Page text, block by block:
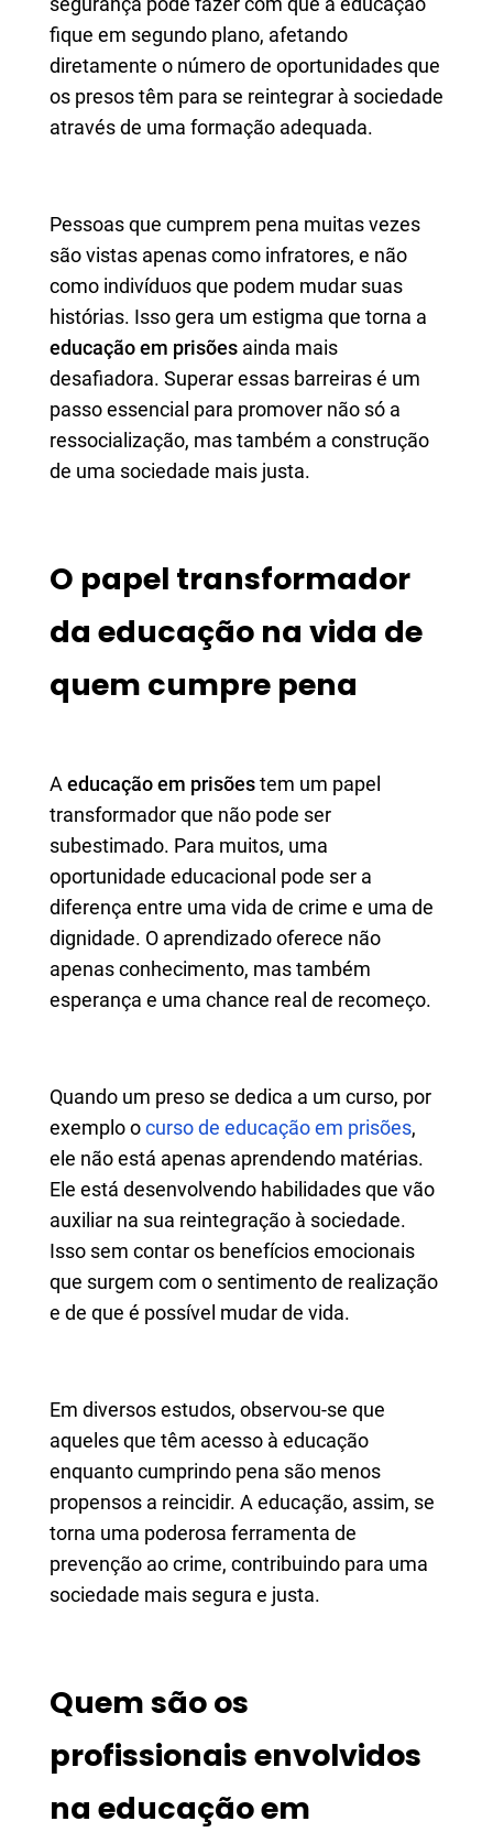
fique em segundo plano, afetando
diretamente o número de oportunidades que
os presos têm para se reintegrar à sociedade
através de uma formação adequada.
Pessoas que cumprem pena muitas vezes
são vistas apenas como infratores, e não
como indivíduos que podem mudar suas
histórias. Isso gera um estigma que torna a
educação em prisões ainda mais
desafiadora. Superar essas barreiras é um
passo essencial para promover não só a
ressocialização, mas também a construção
de uma sociedade mais justa.
O papel transformador
da educação na vida de
quem cumpre pena
A educação em prisõestem um papel
transformador que não pode ser
subestimado. Para muitos, uma
oportunidade educacional pode ser a
diferença entre uma vida de crime e uma de
dignidade. O aprendizado oferece não
apenas conhecimento, mas também
esperança e uma chance real de recomeço.
Quando um preso se dedica a um curso, por
exemplo ocurso de educação em prisões,
ele não está apenas aprendendo matérias.
Ele está desenvolvendo habilidades que vão
auxiliar na sua reintegração à sociedade.
Isso sem contar os benefícios emocionais
que surgem com o sentimento de realização
e de que é possível mudar de vida.
Em diversos estudos, observou-se que
aqueles que têm acesso à educação
enquanto cumprindo pena são menos
propensos a reincidir. A educação, assim, se
torna uma poderosa ferramenta de
prevenção ao crime, contribuindo para uma
sociedade mais segura e justa.
Quem são os
profissionais envolvidos
na educação em